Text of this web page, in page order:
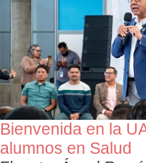
Bienvenida en la
alumnos en Salud